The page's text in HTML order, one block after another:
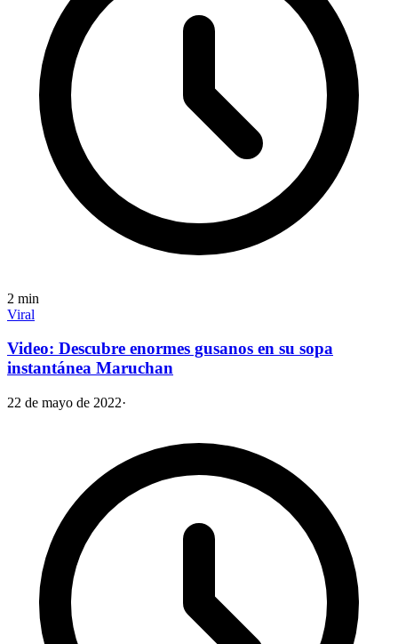
2 min
Viral
Video: Descubre enormes gusanos en su sopa
instantánea Maruchan
22 de mayo de 2022·